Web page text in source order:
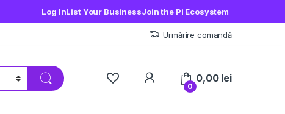
Log InList Your BusinessJoin the Pi Ecosystem
Urmărire comandă
My Account
0
0,00 lei